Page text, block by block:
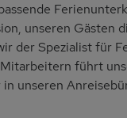
unseren
der Spezialist für
führt
unseren